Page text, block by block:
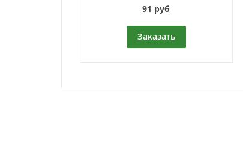
91 руб
Заказать